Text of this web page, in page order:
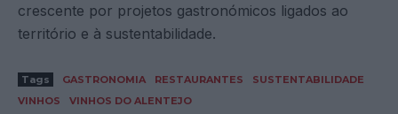
crescente por projetos gastronómicos ligados ao
território e à sustentabilidade.
Tags GASTRONOMIA RESTAURANTES
SUSTENTABILIDADE
VINHOS
VINHOS DO ALENTEJO